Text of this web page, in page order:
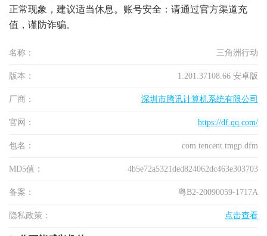
正常现象，建议适当休息。账号安全：请通过官方渠道充
值，谨防诈骗。
名称： 三角洲行动
版本： 1.201.37108.66 安卓版
厂商： 深圳市腾讯计算机系统有限公司
官网： https://df.qq.com/
包名： com.tencent.tmgp.dfm
MD5值： 4b5e72a5321ded824062dc463e303703
备案： 粤B2-20090059-1717A
隐私政策： 点击查看